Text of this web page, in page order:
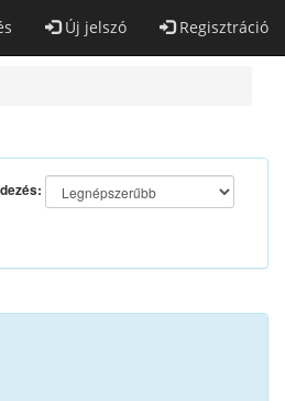
Új jelszó Regisztráció